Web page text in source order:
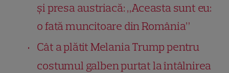
și presa austriacă: „Aceasta sunt eu:
o fată muncitoare din România”
Cât a plătit Melania Trump pentru
costumul galben purtat la întâlnirea